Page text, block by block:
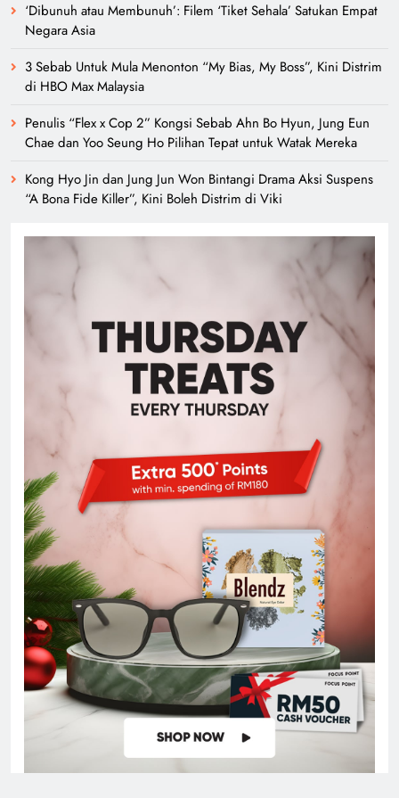
‘Dibunuh atau Membunuh’: Filem ‘Tiket Sehala’ Satukan Empat
Negara Asia
3 Sebab Untuk Mula Menonton “My Bias, My Boss”, Kini Distrim
di HBO Max Malaysia
Penulis “Flex x Cop 2” Kongsi Sebab Ahn Bo Hyun, Jung Eun
Chae dan Yoo Seung Ho Pilihan Tepat untuk Watak Mereka
Kong Hyo Jin dan Jung Jun Won Bintangi Drama Aksi Suspens
“A Bona Fide Killer”, Kini Boleh Distrim di Viki